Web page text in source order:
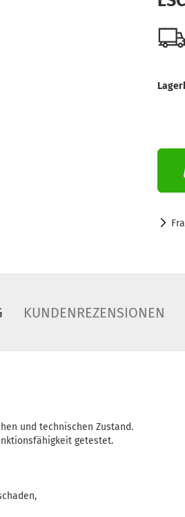
KUNDENREZENSIONEN
und technischen Zustand.
getestet.